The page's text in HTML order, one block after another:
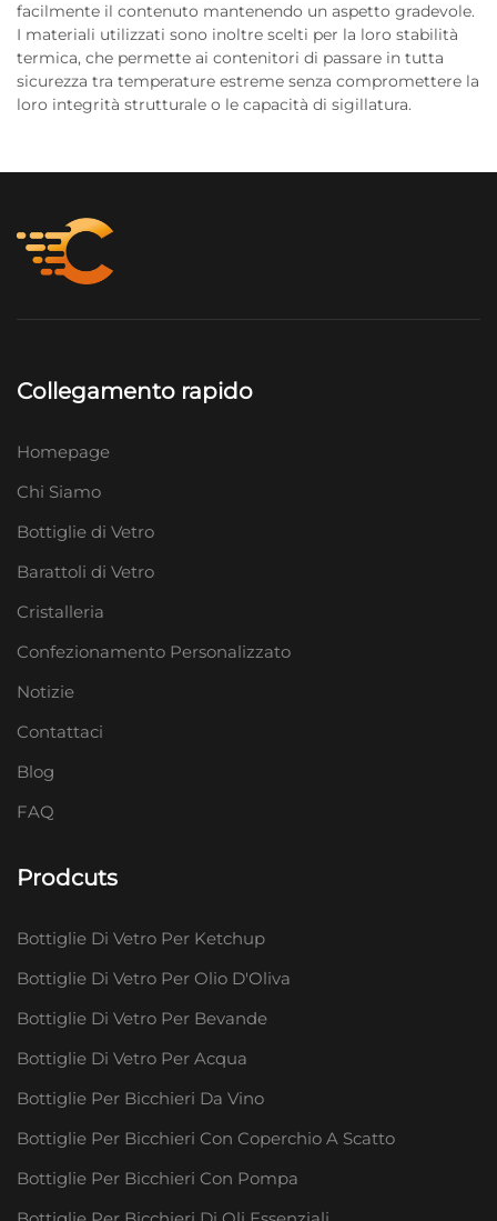
facilmente il contenuto mantenendo un aspetto gradevole.
I materiali utilizzati sono inoltre scelti per la loro stabilità
termica, che permette ai contenitori di passare in tutta
sicurezza tra temperature estreme senza compromettere la
loro integrità strutturale o le capacità di sigillatura.
Collegamento rapido
Homepage
Chi Siamo
Bottiglie di Vetro
Barattoli di Vetro
Cristalleria
Confezionamento Personalizzato
Notizie
Contattaci
Blog
FAQ
Prodcuts
Bottiglie Di Vetro Per Ketchup
Bottiglie Di Vetro Per Olio D'Oliva
Bottiglie Di Vetro Per Bevande
Bottiglie Di Vetro Per Acqua
Bottiglie Per Bicchieri Da Vino
Bottiglie Per Bicchieri Con Coperchio A Scatto
Bottiglie Per Bicchieri Con Pompa